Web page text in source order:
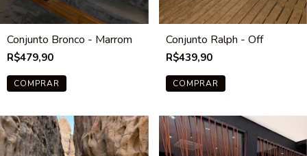
Conjunto Bronco - Marrom
R$479,90
COMPRAR
Conjunto Ralph - Off
R$439,90
COMPRAR